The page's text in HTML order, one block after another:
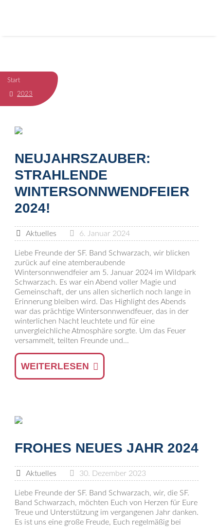
Start
2023
NEUJAHRSZAUBER:
STRAHLENDE
WINTERSONNWENDFEIER
2024!
Aktuelles 6. Januar 2024
Liebe Freunde der SF. Band Schwarzach, wir blicken
zurück auf eine atemberaubende
Wintersonnwendfeier am 5. Januar 2024 im Wildpark
Schwarzach. Es war ein Abend voller Magie und
Gemeinschaft, der uns allen sicherlich noch lange in
Erinnerung bleiben wird. Das Highlight des Abends
war das prächtige Wintersonnwendfeuer, das in der
winterlichen Nacht leuchtete und für eine
unvergleichliche Atmosphäre sorgte. Um das Feuer
versammelt, teilten Freunde und...
WEITERLESEN
FROHES NEUES JAHR 2024
Aktuelles 30. Dezember 2023
Liebe Freunde der SF. Band Schwarzach, wir, die SF.
Band Schwarzach, möchten Euch von Herzen für Eure
Treue und Unterstützung im vergangenen Jahr danken.
Es ist uns eine große Freude, Euch regelmäßig bei